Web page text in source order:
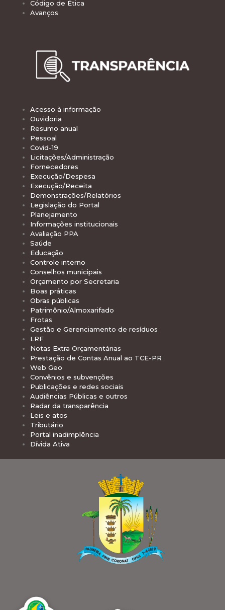
Código de Ética
Avanços
Acesso à informação
Ouvidoria
Resumo anual
Pessoal
Covid-19
Licitações/Administração
Fornecedores
Execução/Despesa
Execução/Receita
Demonstrações/Relatórios
Legislação do Portal
Planejamento
Informações institucionais
Avaliação PPA
Saúde
Educação
Controle interno
Conselhos municipais
Orçamento por Secretaria
Boas práticas
Obras públicas
Patrimônio/Almoxarifado
Frotas
Gestão e Gerenciamento de resíduos
LRF
Notas Extra Orçamentárias
Prestação de Contas Anual ao TCE-PR
Web Geo
Convênios e subvenções
Publicações e redes sociais
Audiências Públicas e outros
Radar da transparência
Leis e atos
Tributário
Portal inadimplência
Dívida Ativa